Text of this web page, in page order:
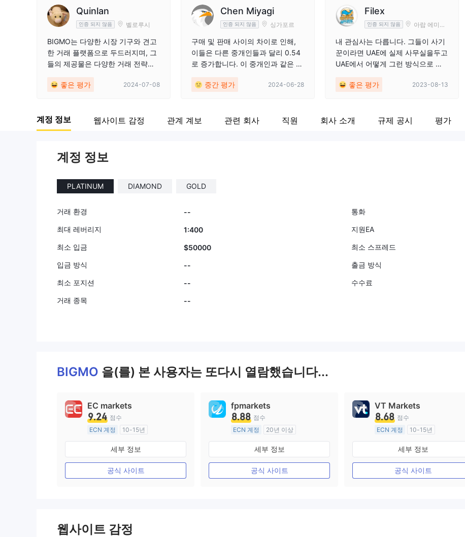
8
9
회사 전체 이름
BIG MO Capital
회사
Quinlan
인증 되지 않음 벨로루시
BIGMO는 다양한 시장 기구와 견고
한 거래 플랫폼으로 두드러지며, 그
들의 제공물은 다양한 거래 전략에
에서 다양성과 유연성을 추구하는
좋은 평가 2024-07-08
Chen Miyagi
인증 되지 않음 싱가포르
구매 및 판매 사이의 차이로 인해,
이들은 다른 중개인들과 달리 0.54
로 증가합니다. 이 중개인과 같은 불
중간 평가
2024-06-28
Filex
인증 되지 않음
아랍 에미리
내 관심사는 다릅니다. 그들이 사기
꾼이라면 UAE에 실제 사무실을두고
UAE에서 어떻게 그런 방식으로 회
0$를 입금하고 인출을 요청했습니
금으로 인해 이전 플랫폼을 변경했
입금하고 관계 관리자 단어를 필터
이 지난 지금도 잘 지내고 있습니다.
제 충고는 여러분 모두에게 드리는
것입니다. 바보처럼 거래하지 마십
시오. 최소한 간단한 수학으로 지갑
그에 따라 위험을 잘 관리하십시오.
좋은 평가 2023-08-13
계정 정보 웹사이트 감정 관계 계보 관련 회사 직원 회사 소개 규제 공시 평가
계정 정보
PLATINUM DIAMOND GOLD
거래 환경 -- 통화
최대 레버리지
1:400 지원EA
최소 입금 $50000 최소 스프레드
입금 방식
-- 출금 방식
최소 포지션
-- 수수료
거래 종목
--
BIGMO 을(를) 본 사용자는 또다시 열람했습니다...
EC markets
9.24 점수
ECN 계정
10-15년
호주 규제
외환 거래 라이선스 (MM)
마스터 레이블 MT4
세부 정보
공식 사이트
fpmarkets
8.88 점수
ECN 계정
20년 이상
호주 규제
외환 거래 라이선스 (MM)
마스터 레이블 MT4
세부 정보
공식 사이트
VT Markets
8.68 점수
ECN 계정
10-15년
호주 규제
외환 거래 라이선스 (MM)
마스터 레이블 MT4
세부 정보
공식 사이트
웹사이트 감정